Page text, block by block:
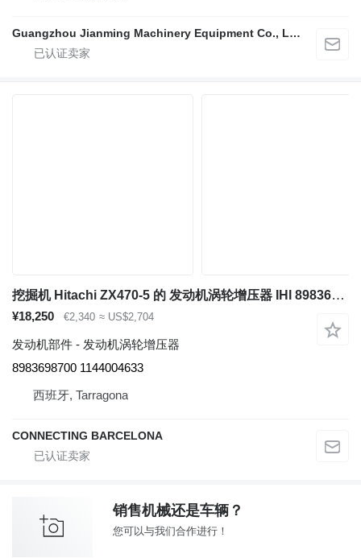
Guangzhou Jianming Machinery Equipment Co., Ltd.
挖掘机 Hitachi ZX470-5 的 发动机涡轮增压器 IHI 8983698700
¥18,250 €2,340 ≈ US$2,704
发动机部件 - 发动机涡轮增压器
8983698700 1144004633
西班牙, Tarragona
CONNECTING BARCELONA
销售机械还是车辆？
您可以与我们合作进行！